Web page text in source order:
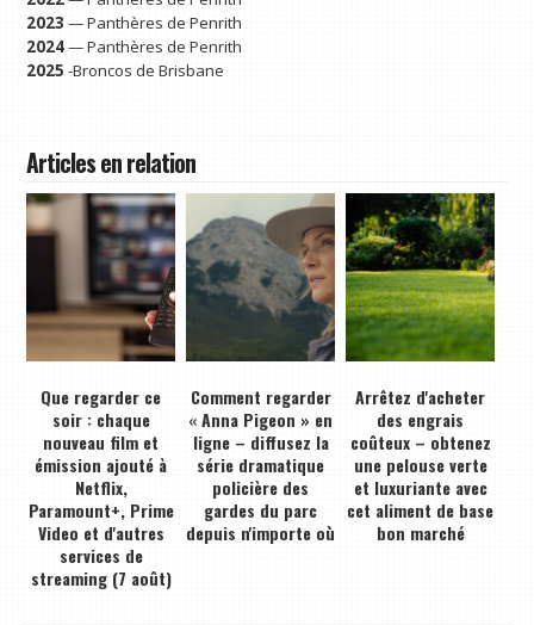
2023 — Panthères de Penrith
2024— Panthères de Penrith
2025-Broncos de Brisbane
Articles en relation
Que regarder ce
soir : chaque
nouveau film et
émission ajouté à
Netflix,
Paramount+, Prime
Video et d'autres
services de
streaming (7 août)
Comment regarder
« Anna Pigeon » en
ligne – diffusez la
série dramatique
policière des
gardes du parc
depuis n'importe où
Arrêtez d'acheter
des engrais
coûteux – obtenez
une pelouse verte
et luxuriante avec
cet aliment de base
bon marché